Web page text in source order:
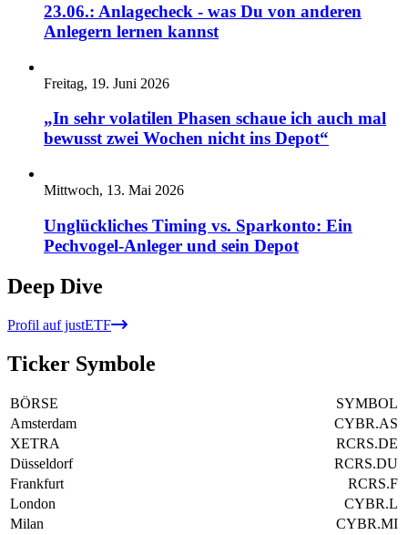
23.06.: Anlagecheck - was Du von anderen
Anlegern lernen kannst
Freitag, 19. Juni 2026
„In sehr volatilen Phasen schaue ich auch mal
bewusst zwei Wochen nicht ins Depot“
Mittwoch, 13. Mai 2026
Unglückliches Timing vs. Sparkonto: Ein
Pechvogel-Anleger und sein Depot
Deep Dive
Profil auf justETF
Ticker Symbole
BÖRSE
SYMBOL
Amsterdam
CYBR.AS
XETRA
RCRS.DE
Düsseldorf
RCRS.DU
Frankfurt
RCRS.F
London
CYBR.L
Milan
CYBR.MI